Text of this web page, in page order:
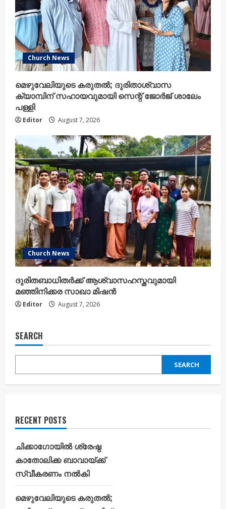
Church News
മെഴുവേലിയുടെ കരുതൽ; ദുരിതാശ്വാസ
ക്യാമ്പിന് സഹായവുമായി സെന്റ് ജോർജ് ശാലേം
പള്ളി
Editor August 7, 2026
Church News
ദുരിതബാധിതർക്ക് ആശ്വാസഹസ്തവുമായി
മഞ്ഞിനിക്കര സാഖാ മിഷൻ
Editor August 7, 2026
SEARCH
SEARCH
RECENT POSTS
ചിക്കാഗോയിൽ ശ്രേഷ്ഠ
കാതോലിക്ക ബാവായ്ക്ക്
സ്വീകരണം നൽകി
മെഴുവേലിയുടെ കരുതൽ;